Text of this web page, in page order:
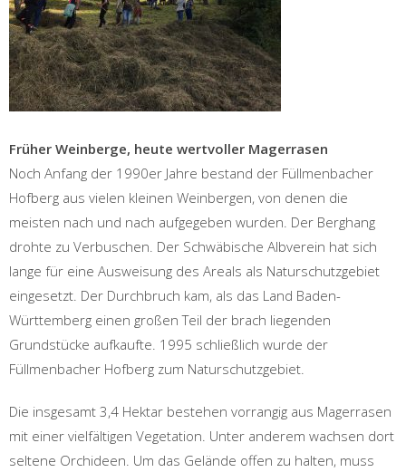
Früher Weinberge, heute wertvoller Magerrasen
Noch Anfang der 1990er Jahre bestand der Füllmenbacher
Hofberg aus vielen kleinen Weinbergen, von denen die
meisten nach und nach aufgegeben wurden. Der Berghang
drohte zu Verbuschen. Der Schwäbische Albverein hat sich
lange für eine Ausweisung des Areals als Naturschutzgebiet
eingesetzt. Der Durchbruch kam, als das Land Baden-
Württemberg einen großen Teil der brach liegenden
Grundstücke aufkaufte. 1995 schließlich wurde der
Füllmenbacher Hofberg zum Naturschutzgebiet.
Die insgesamt 3,4 Hektar bestehen vorrangig aus Magerrasen
mit einer vielfältigen Vegetation. Unter anderem wachsen dort
seltene Orchideen. Um das Gelände offen zu halten, muss